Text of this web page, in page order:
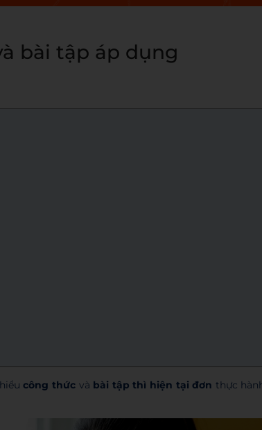
bài tập áp dụng
công thức và bài tập thì hiện tại đơn thực